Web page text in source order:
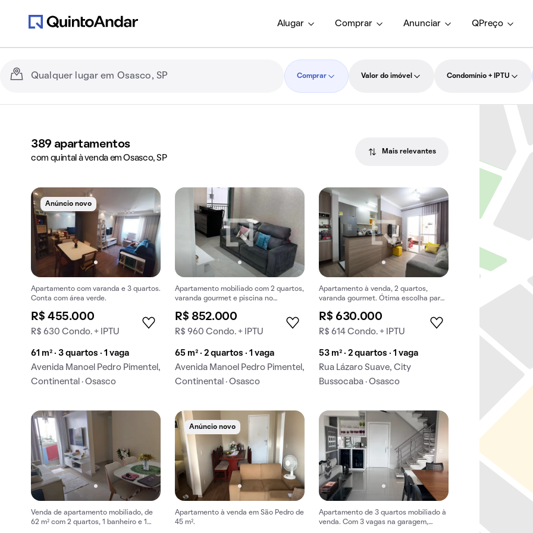
Alugar Comprar Anunciar QPreço
Comprar Valor do imóvel Condomínio + IPTU
389 apartamentos
com quintal à venda em Osasco, SP
Mais relevantes
Anúncio novo
Apartamento com varanda e 3 quartos.
Conta com área verde.
R$ 455.000
R$ 630 Condo. + IPTU
61 m² · 3 quartos · 1 vaga
Avenida Manoel Pedro Pimentel,
Continental · Osasco
Apartamento mobiliado com 2 quartos,
varanda gourmet e piscina no
R$ 852.000
R$ 960 Condo. + IPTU
65 m² · 2 quartos · 1 vaga
Avenida Manoel Pedro Pimentel,
Continental · Osasco
Apartamento à venda, 2 quartos,
varanda gourmet. Ótima escolha para
R$ 630.000
R$ 614 Condo. + IPTU
53 m² · 2 quartos · 1 vaga
Rua Lázaro Suave, City
Bussocaba · Osasco
Venda de apartamento mobiliado, de
62 m² com 2 quartos, 1 banheiro e 1
Anúncio novo
Apartamento à venda em São Pedro de
45 m².
Apartamento de 3 quartos mobiliado à
venda. Com 3 vagas na garagem,